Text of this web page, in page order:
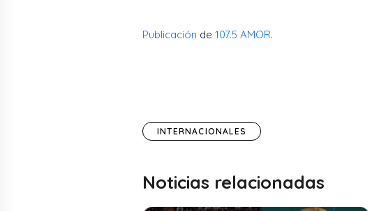
Publicación de 107.5 AMOR.
INTERNACIONALES
Noticias relacionadas